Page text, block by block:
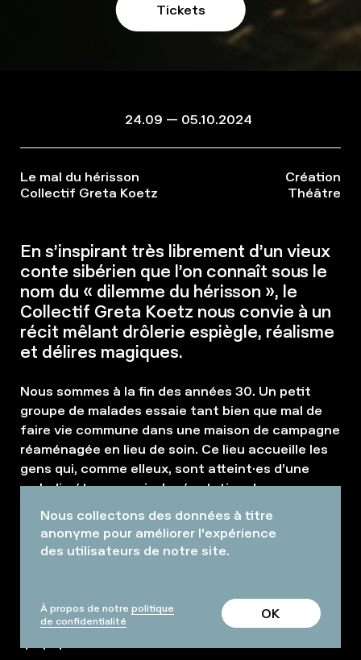
Tickets
24.09 — 05.10.2024
Le mal du hérisson
Collectif Greta Koetz
Création
Théâtre
En s’inspirant très librement d’un vieux
conte sibérien que l’on connaît sous le
nom du « dilemme du hérisson », le
Collectif Greta Koetz nous convie à un
récit mêlant drôlerie espiègle, réalisme
et délires magiques.
Nous sommes à la fin des années 30. Un petit
groupe de malades essaie tant bien que mal de
faire vie commune dans une maison de campagne
réaménagée en lieu de soin. Ce lieu accueille les
gens qui, comme elleux, sont atteint·es d’une
maladie étrange qui a la réputation de
transformer les gens en hérissons. Cette maladie
qui fait peur à tout le monde, c’est celle dont
était affecté Van Gogh, et qu’il a illustrée dans
la maladie de celles et ceux qui voudraient
toucher et être touché·es, mais qui ont la peau
Nous collectons des données à titre
anonyme pour améliorer l'expérience
des utilisateurs de notre site.
À propos de notre politique
de confidentialité
OK